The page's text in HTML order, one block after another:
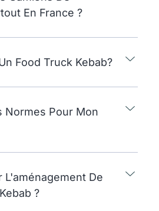
En France ?
Food Truck Kebab?
Normes Pour Mon
L'aménagement De
?